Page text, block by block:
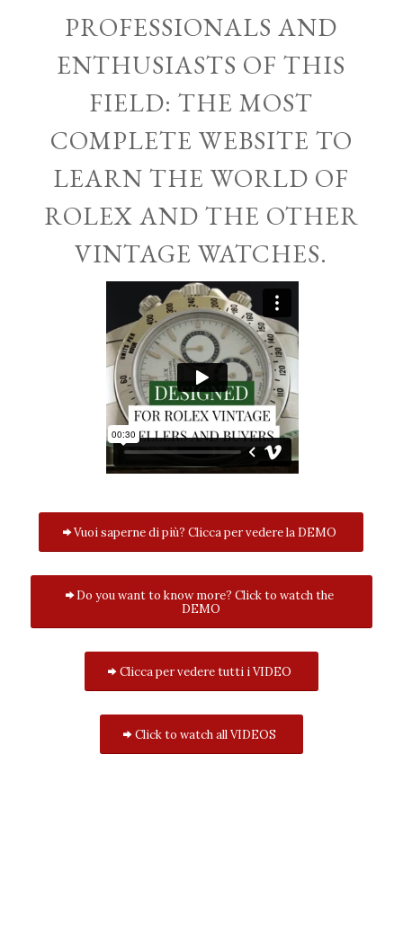
PROFESSIONALS AND
ENTHUSIASTS OF THIS
FIELD: THE MOST
COMPLETE WEBSITE TO
LEARN THE WORLD OF
ROLEX AND THE OTHER
VINTAGE WATCHES.
Vuoi saperne di più? Clicca per vedere la DEMO
Do you want to know more? Click to watch the
DEMO
Clicca per vedere tutti i VIDEO
Click to watch all VIDEOS